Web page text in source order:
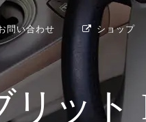
問い合わせ ショップ
リット